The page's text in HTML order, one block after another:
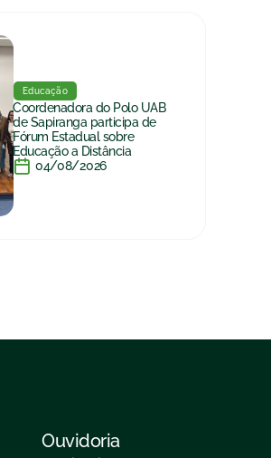
Educação
Coordenadora do Polo UAB
de Sapiranga participa de
Fórum Estadual sobre
Educação a Distância
04/08/2026
Ouvidoria